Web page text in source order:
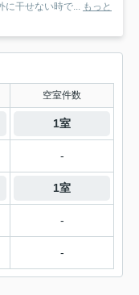
に干せない時で... もっと
空室件数
1室
-
1室
-
-